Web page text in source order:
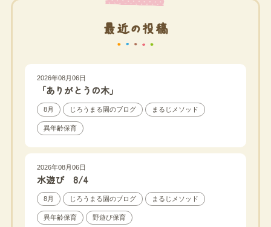
最近の投稿
2026年08月06日
「ありがとうの木」
8月 じろうまる園のブログ まるじメソッド
異年齢保育
2026年08月06日
水遊び 8/4
8月 じろうまる園のブログ まるじメソッド
異年齢保育 野遊び保育